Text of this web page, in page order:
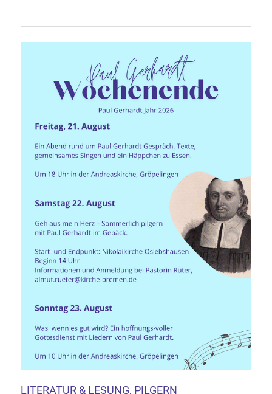
LITERATUR & LESUNG, PILGERN